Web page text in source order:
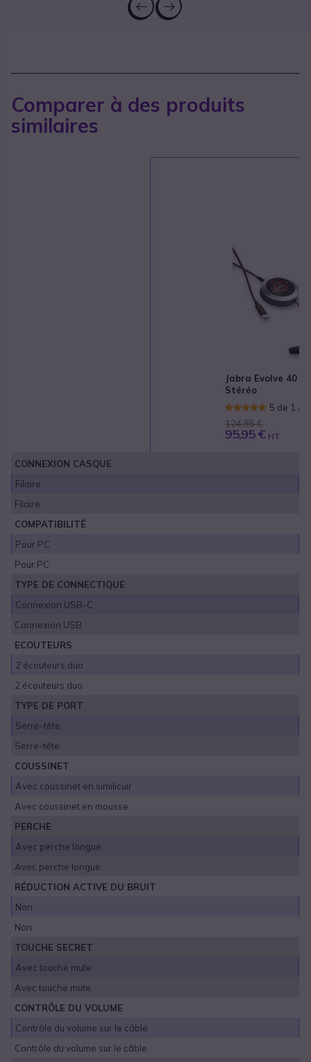
Comparer à des produits
similaires
Jabra Evolve 40
Stéréo
5 de 1
124,95 €
95,95 € HT
CONNEXION CASQUE
Filaire
Filaire
COMPATIBILITÉ
Pour PC
Pour PC
TYPE DE CONNECTIQUE
Connexion USB-C
Connexion USB
ECOUTEURS
2 écouteurs duo
2 écouteurs duo
TYPE DE PORT
Serre-tête
Serre-tête
COUSSINET
Avec coussinet en similicuir
Avec coussinet en mousse
PERCHE
Avec perche longue
Avec perche longue
RÉDUCTION ACTIVE DU BRUIT
Non
Non
TOUCHE SECRET
Avec touche mute
Avec touche mute
CONTRÔLE DU VOLUME
Contrôle du volume sur le câble
Contrôle du volume sur le câble